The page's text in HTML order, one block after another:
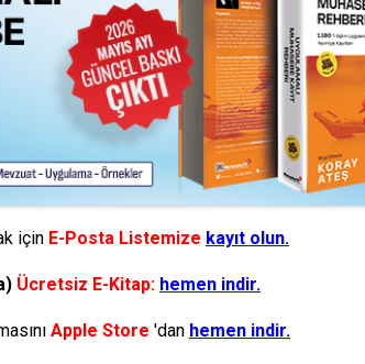
için E-Posta Listemize kayıt olun.
Ücretsiz E-Kitap: hemen indir.
Apple Store 'dan hemen indir.